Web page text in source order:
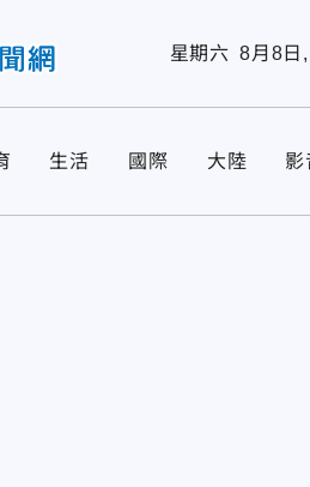
星期六 8月8日
生活 國際 大陸 影